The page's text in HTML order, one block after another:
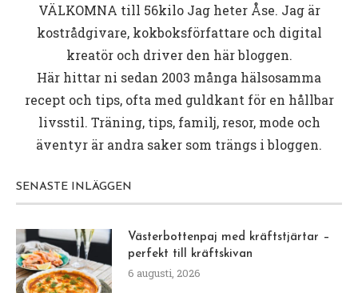
VÄLKOMNA till 56kiloJag heter Åse. Jag är
kostrådgivare, kokboksförfattare och digital
kreatör och driver den här bloggen.
Här hittar ni sedan 2003 många hälsosamma
recept och tips, ofta med guldkant för en hållbar
livsstil. Träning, tips, familj, resor, mode och
äventyr är andra saker som trängs i bloggen.
SENASTE INLÄGGEN
Västerbottenpaj med kräftstjärtar –
perfekt till kräftskivan
6 augusti, 2026